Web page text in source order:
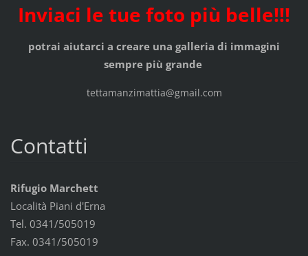
Inviaci le tue foto più belle!!!
potrai aiutarci a creare una galleria di immagini
sempre più grande
tettamanzimattia@gmail.com
Contatti
Rifugio Marchett
Località Piani d'Erna
Tel. 0341/505019
Fax. 0341/505019